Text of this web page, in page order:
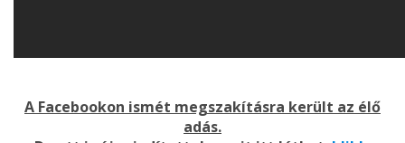
A Facebookon ismét megszakításra került az élő
adás.